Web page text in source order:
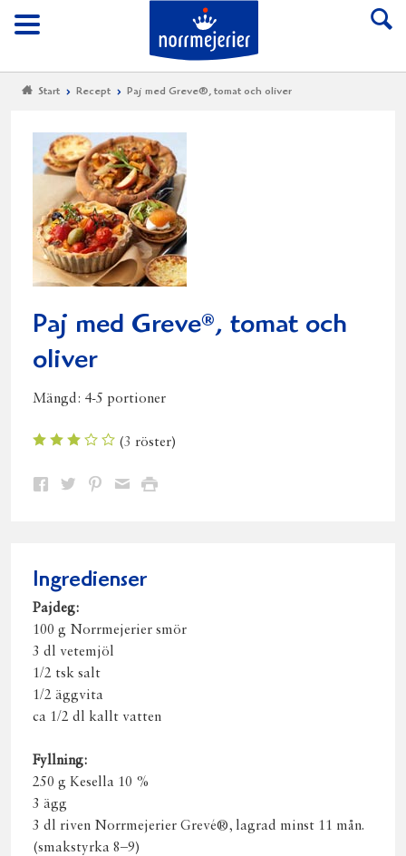
Meny
Till Norrmejerier
Start Recept Paj med Greve®, tomat och oliver
Paj med Greve®, tomat och
oliver
Mängd: 4-5 portioner
(3 röster)
Dela Dela Dela DelaSkriv
Ingredienser
Pajdeg:
100 g Norrmejerier smör
3 dl vetemjöl
1/2 tsk salt
1/2 äggvita
ca 1/2 dl kallt vatten
Fyllning:
250 g Kesella 10 %
3 ägg
3 dl riven Norrmejerier Grevé®, lagrad minst 11 mån.
(smakstyrka 8–9)